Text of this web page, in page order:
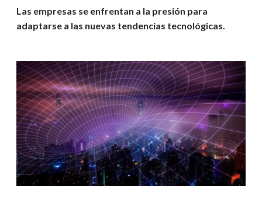
Las empresas se enfrentan a la presión para
adaptarse a las nuevas tendencias tecnológicas.